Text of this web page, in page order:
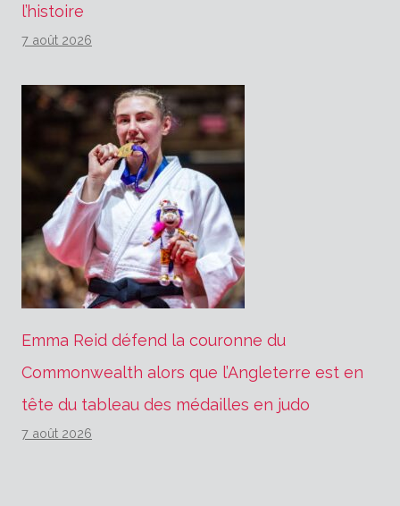
l’histoire
7 août 2026
Emma Reid défend la couronne du
Commonwealth alors que l’Angleterre est en
tête du tableau des médailles en judo
7 août 2026